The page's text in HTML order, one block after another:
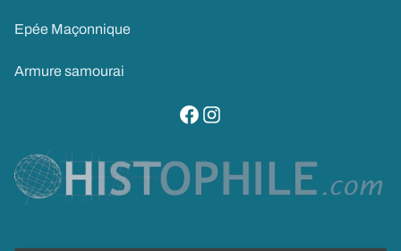
Epée Maçonnique
Armure samourai
visitez notre page facebook
suivez notre compte instagram